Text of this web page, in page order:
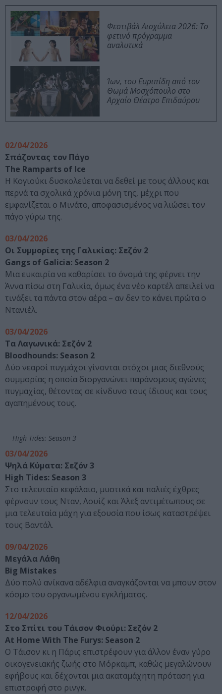
Φεστιβάλ Αισχύλεια 2026: Το
φετινό πρόγραμμα
αναλυτικά
Ίων, του Ευριπίδη από τον
Θωμά Μοσχόπουλο στο
Αρχαίο Θέατρο Επιδαύρου
02/04/2026
Σπάζοντας τον Πάγο
The Ramparts of Ice
Η Κογιούκι δυσκολεύεται να δεθεί με τους άλλους και
περνά τα σχολικά χρόνια μόνη της, μέχρι που
εμφανίζεται ο Μινάτο, αποφασισμένος να λιώσει τον
πάγο γύρω της.
03/04/2026
Οι Συμμορίες της Γαλικίας: Σεζόν 2
Gangs of Galicia: Season 2
Μια ευκαιρία να καθαρίσει το όνομά της φέρνει την
Άννα πίσω στη Γαλικία, όμως ένα νέο καρτέλ απειλεί να
τινάξει τα πάντα στον αέρα – αν δεν το κάνει πρώτα ο
Ντανιέλ.
03/04/2026
Τα Λαγωνικά: Σεζόν 2
Bloodhounds: Season 2
Δύο νεαροί πυγμάχοι γίνονται στόχοι μιας διεθνούς
συμμορίας η οποία διοργανώνει παράνομους αγώνες
πυγμαχίας, θέτοντας σε κίνδυνο τους ίδιους και τους
αγαπημένους τους.
High Tides: Season 3
03/04/2026
Ψηλά Κύματα: Σεζόν 3
High Tides: Season 3
Στο τελευταίο κεφάλαιο, μυστικά και παλιές έχθρες
φέρνουν τους Νταν, Λουίζ και Άλεξ αντιμέτωπους σε
μια τελευταία μάχη για εξουσία που ίσως καταστρέψει
τους Βαντάλ.
09/04/2026
Μεγάλα Λάθη
Big Mistakes
Δύο πολύ ανίκανα αδέλφια αναγκάζονται να μπουν στον
κόσμο του οργανωμένου εγκλήματος.
12/04/2026
Στο Σπίτι του Τάισον Φιούρι: Σεζόν 2
At Home With The Furys: Season 2
Ο Τάισον κι η Πάρις επιστρέφουν για άλλον έναν γύρο
οικογενειακής ζωής στο Μόρκαμπ, καθώς μεγαλώνουν
εφήβους και δέχονται μια ακαταμάχητη πρόταση για
επιστροφή στο ρινγκ.